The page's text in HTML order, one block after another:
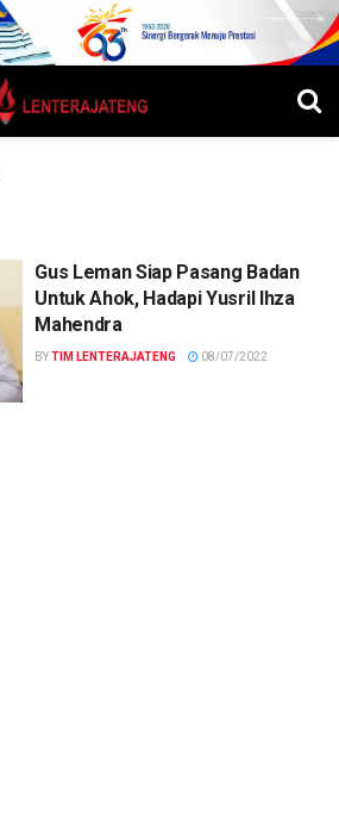
Gus Leman Siap Pasang Badan
Untuk Ahok, Hadapi Yusril Ihza
Mahendra
BYTIM LENTERAJATENG 08/07/2022